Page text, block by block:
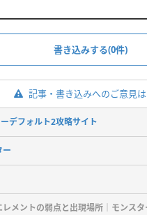
書き込みする(0件)
記事・書き込みへのご意見
デフォルト2攻略サイト
ー
レメントの弱点と出現場所｜モンスタ